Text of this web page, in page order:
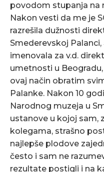
povodom stupanja na
Nakon vesti da me je
razrešila dužnosti
Smederevskoj
imenovala za v.d.
umetnosti u
ovaj način obratim
Palanke. Nakon 10
Narodnog muzeja u
ustanove u kojoj sam,
kolegama, strašno
najlepše plodove
često i sam ne
rezultate postigli i na